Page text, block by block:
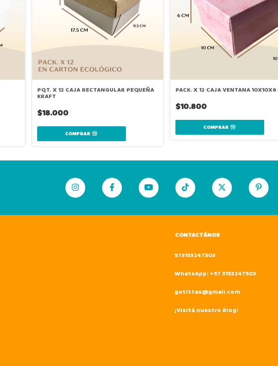
PQT. X 12 CAJA RECTANGULAR PEQUEÑA
KRAFT
$18.000
PACK. X 12 CAJA VENTANA 10X10X6
$10.800
CONTACTÁNOS
573153247503
WhatsApp: +57 3153247503
gotittas@gmail.com
¡Visitá nuestro Blog!